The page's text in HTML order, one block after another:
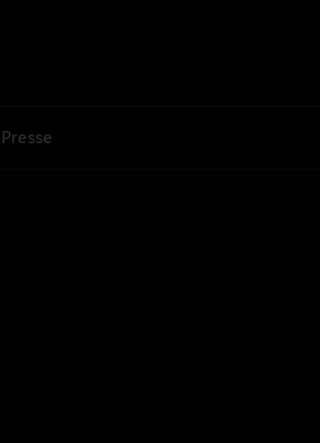
Presse